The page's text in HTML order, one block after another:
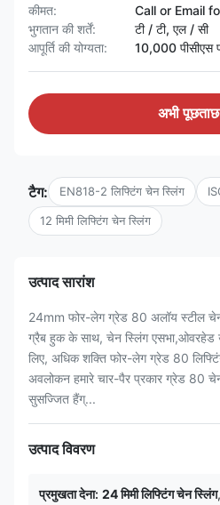
कीमत:
Call or Email
भुगतान की शर्तें:
टी / टी, एल / सी
आपूर्ति की योग्यता:
10,000 पीसीएस
अभी
टैग: EN818-2 लिफ्टिंग चेन स्लिंग
12 मिमी लिफ्टिंग चेन स्लिंग
उत्पाद सारांश
24mm फोर-लेग ग्रेड 80 अलॉय स्टील
ग्रैब हुक के साथ, चेन स्लिंग एसभा,ओवरहेड
लिए, अधिक शक्ति फोर-लेग ग्रेड 80
अवलोकन हमारे चार-पैर प्रकार ग्रेड 80
सुसज्जित हैंग्...
उत्पाद विवरण
प्रमुखता देना: 24 मिमी लिफ्टिंग चेन स्लिंग,